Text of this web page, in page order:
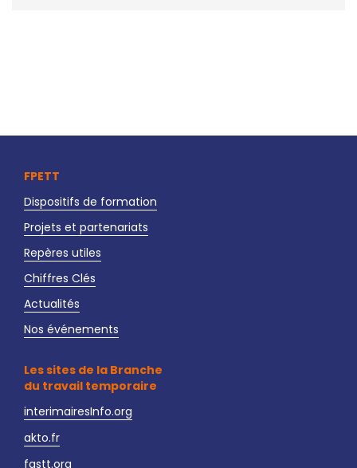
FPETT
Dispositifs de formation
Projets et partenariats
Repères utiles
Chiffres Clés
Actualités
Nos événements
Les sites de la Branche
du travail temporaire
interimairesInfo.org
akto.fr
fastt.org